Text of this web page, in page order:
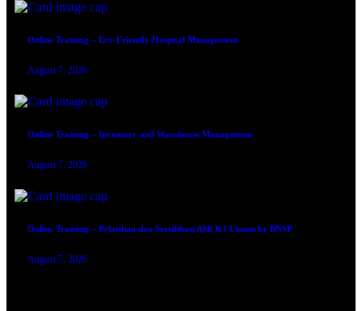
Online Training – Eco-Friendly Hospital Management
August 7, 2026
Online Training – Inventory and Warehouse Management
August 7, 2026
Online Training – Pelatihan dan Sertifikasi Ahli K3 Umum by BNSP
August 7, 2026